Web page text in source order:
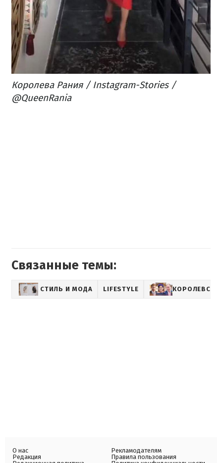
Королева Рания / Instagram-Stories /
@QueenRania
Связанные темы:
СТИЛЬ И МОДА LIFESTYLE
О нас
Редакция
Рекламодателям
Правила пользования